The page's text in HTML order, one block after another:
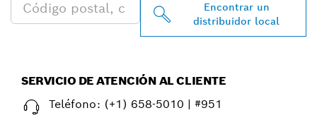
Encontrar un
distribuidor local
SERVICIO DE ATENCIÓN AL CLIENTE
Teléfono: (+1) 658-5010 | #951